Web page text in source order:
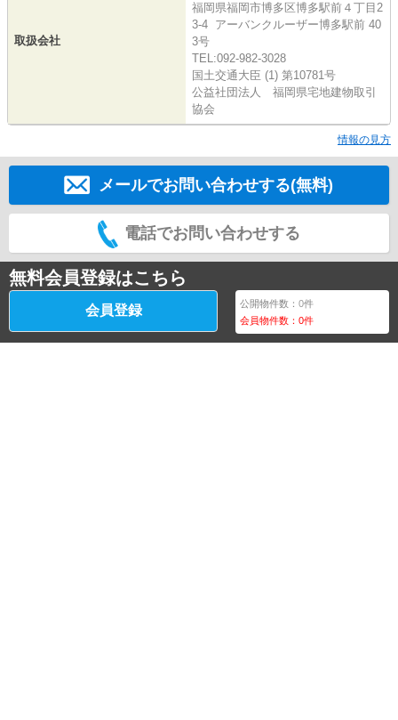
取扱会社
福岡県福岡市博多区博多駅前４丁目2
3-4 アーバンクルーザー博多駅前 40
3号
TEL:092-982-3028
国土交通大臣 (1) 第10781号
公益社団法人 福岡県宅地建物取引
協会
情報の見方
メールでお問い合わせする(無料)
電話でお問い合わせする
無料会員登録はこちら
会員登録 公開物件数：0件
会員物件数：0件